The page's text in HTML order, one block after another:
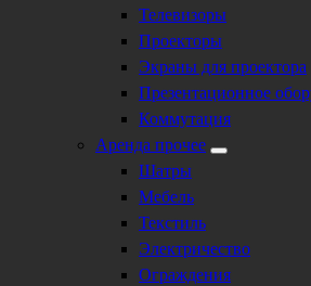
Телевизоры
Проекторы
Экраны для проектора
Презентационное
Коммутация
Аренда прочее
Шатры
Мебель
Текстиль
Электричество
Ограждения